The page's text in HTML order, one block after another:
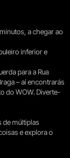
a chegar ao
inferior e
para a Rua
– aí encontrarás
do WOW. Diverte-
de múltiplas
e explora o